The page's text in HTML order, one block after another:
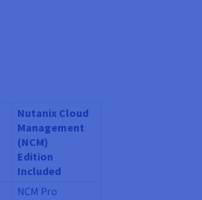
Nutanix Cloud
Management
(NCM)
Edition
Included
NCM Pro